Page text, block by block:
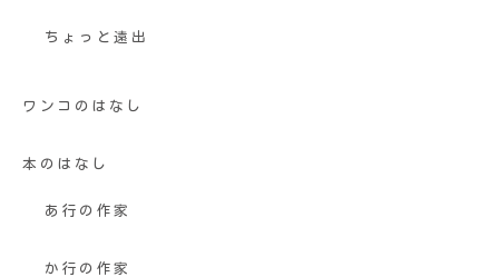
ちょっと遠出
ワンコのはなし
本のはなし
あ行の作家
か行の作家